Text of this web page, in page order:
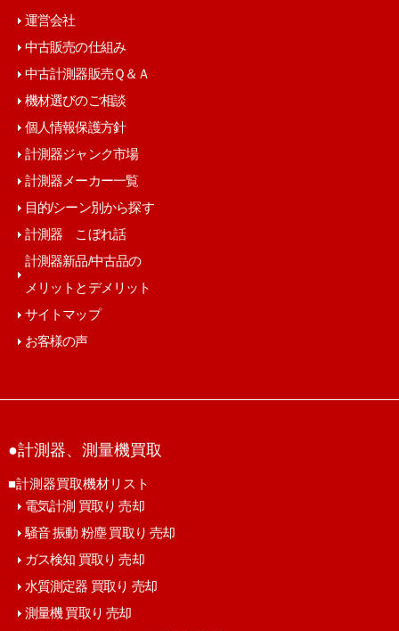
運営会社
中古販売の仕組み
中古計測器販売Ｑ＆Ａ
機材選びのご相談
個人情報保護方針
計測器ジャンク市場
計測器メーカー一覧
目的/シーン別から探す
計測器 こぼれ話
計測器新品/中古品の
メリットとデメリット
サイトマップ
お客様の声
●計測器、測量機買取
■計測器買取機材リスト
電気計測 買取り 売却
騒音 振動 粉塵 買取り 売却
ガス検知 買取り 売却
水質測定器 買取り 売却
測量機 買取り 売却